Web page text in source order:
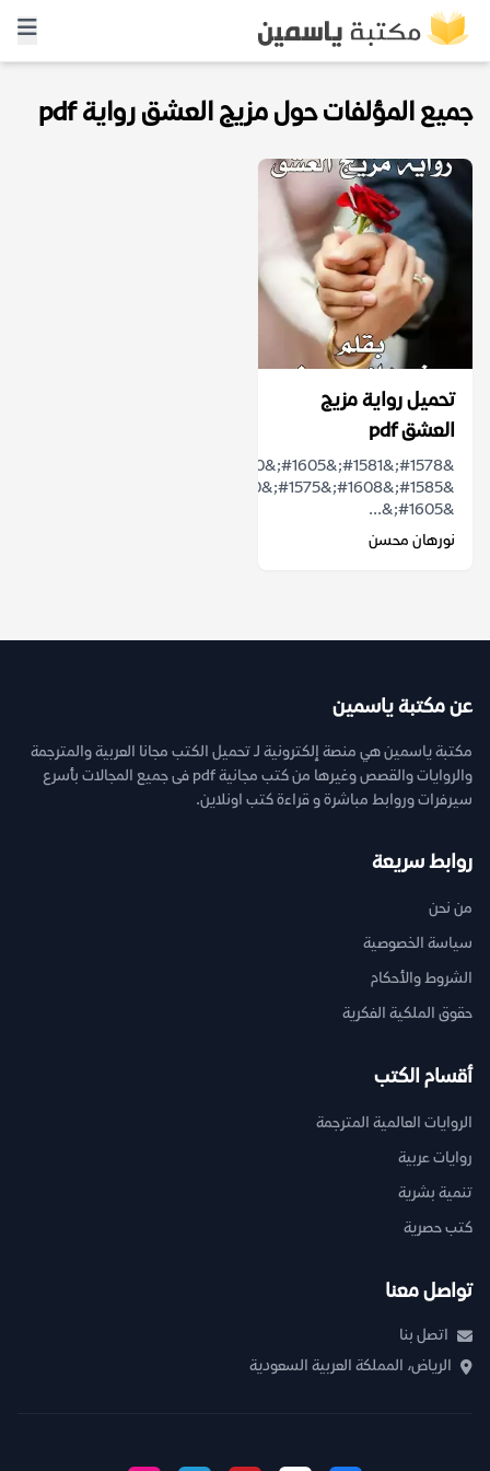
جميع المؤلفات حول مزيج العشق رواية pdf
تحميل رواية مزيج
العشق pdf
&#1605;&...
نورهان محسن
عن مكتبة ياسمين
مكتبة ياسمين هي منصة إلكترونية لـ تحميل الكتب مجانا العربية والمترجمة
والروايات والقصص وغيرها من كتب مجانية pdf فى جميع المجالات بأسرع
سيرفرات وروابط مباشرة و قراءة كتب اونلاين.
روابط سريعة
من نحن
سياسة الخصوصية
الشروط والأحكام
حقوق الملكية الفكرية
أقسام الكتب
الروايات العالمية المترجمة
روايات عربية
تنمية بشرية
كتب حصرية
تواصل معنا
اتصل بنا
الرياض، المملكة العربية السعودية